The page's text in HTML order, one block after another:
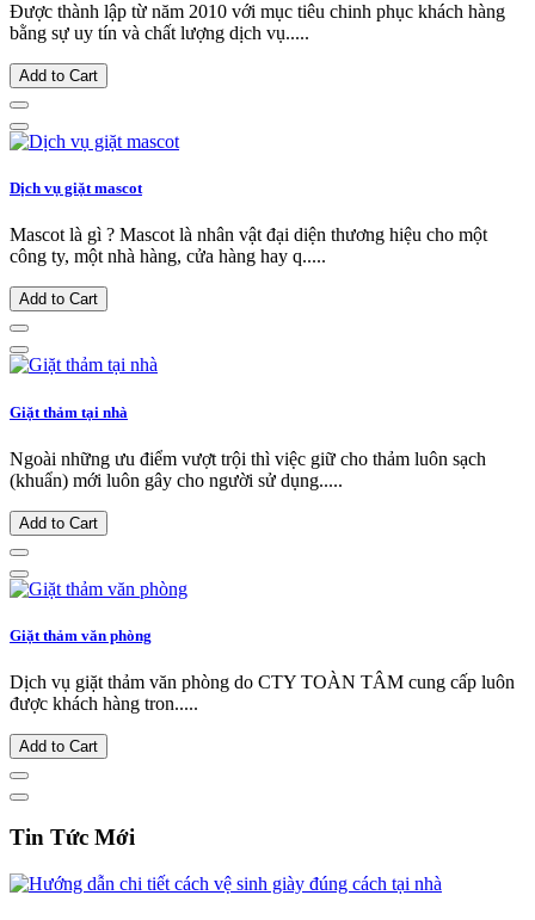
Được thành lập từ năm 2010 với mục tiêu chinh phục khách hàng
bằng sự uy tín và chất lượng dịch vụ.....
Add to Cart
Dịch vụ giặt mascot
Mascot là gì ? Mascot là nhân vật đại diện thương hiệu cho một
công ty, một nhà hàng, cửa hàng hay q.....
Add to Cart
Giặt thảm tại nhà
Ngoài những ưu điểm vượt trội thì việc giữ cho thảm luôn sạch
(khuẩn) mới luôn gây cho người sử dụng.....
Add to Cart
Giặt thảm văn phòng
Dịch vụ giặt thảm văn phòng do CTY TOÀN TÂM cung cấp luôn
được khách hàng tron.....
Add to Cart
Tin Tức Mới